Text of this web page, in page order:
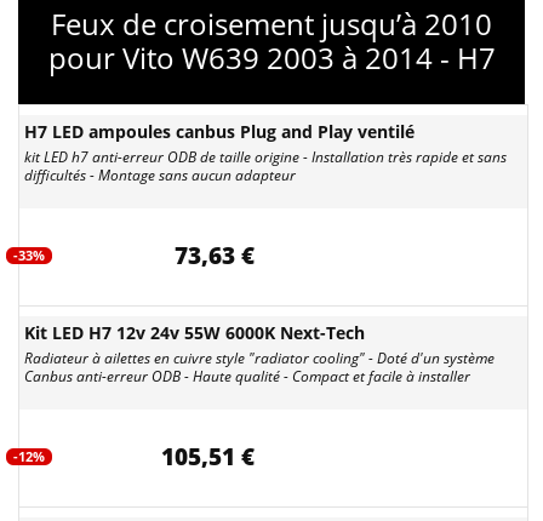
Feux de croisement jusqu’à 2010
pour Vito W639 2003 à 2014 - H7
H7 LED ampoules canbus Plug and Play ventilé
kit LED h7 anti-erreur ODB de taille origine - Installation très rapide et sans
difficultés - Montage sans aucun adapteur
-33% 73,63 €
Kit LED H7 12v 24v 55W 6000K Next-Tech
Radiateur à ailettes en cuivre style "radiator cooling" - Doté d'un système
Canbus anti-erreur ODB - Haute qualité - Compact et facile à installer
-12% 105,51 €